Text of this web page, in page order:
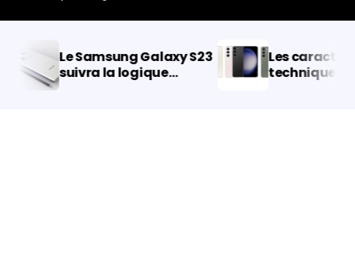
Le Samsung Galaxy S23
suivra la logique
d’Apple avec l’iPhone 14
Les
techniques du